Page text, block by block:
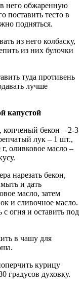
него обжаренную
поставить тесто в
подняться.
из него колбаску,
из них булочки
туда противень
лучше
капустой
копченый бекон – 2-3
лук – 1 шт.,
оливковое масло –
нарезать бекон,
и дать
масло, затем
и сливочное масло.
огня и оставить под
в чашу для
курицу
градусов духовку.